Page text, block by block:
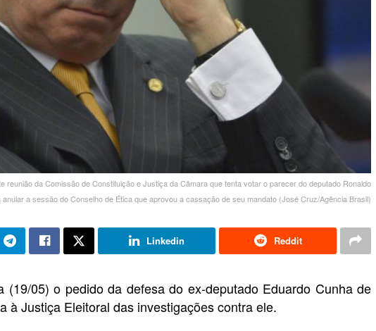
reunião da Comissão de Constituição e Justiça da Câmara que tenta votar o parecer do deputado Ronaldo
a sessão do Conselho de Ética que aprovou a cassação de seu mandato (José Cruz/Agência Brasil)
Linkedin Reddit
(19/05) o pedido da defesa do ex-deputado Eduardo Cunha de
à Justiça Eleitoral das investigações contra ele.